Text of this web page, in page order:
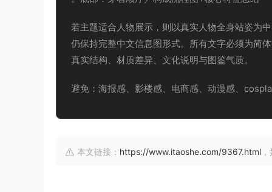
若主题适合人物展示，则以真实人物全身站姿为
仍保持完整中文信息图形式。所有文字必须为简
真实结构、材质差异、文化说明与图鉴气质。
避免：海报感、影楼感、电商感、动漫感、
本文链接： https://www.itaoshe.com/9367.html